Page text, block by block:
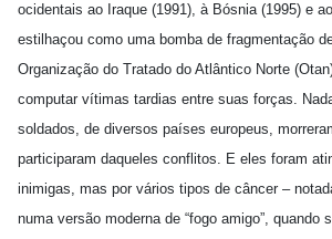
ocidentais ao Iraque (1991), à Bósnia (1995) e
estilhaçou como uma bomba de fragmentação
Organização do Tratado do Atlântico Norte
computar vítimas tardias entre suas forças.
soldados, de diversos países europeus,
participaram daqueles conflitos. E eles foram
inimigas, mas por vários tipos de câncer –
numa versão moderna de “fogo amigo”, quando